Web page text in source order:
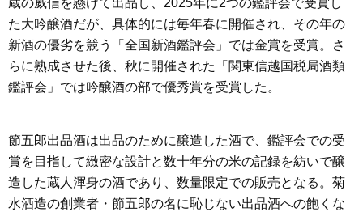
蔵の威信を懸けて出品し、2025年に2つの鑑評会で受賞し
た大吟醸酒だが、具体的には毎年春に開催され、その年の
新酒の優劣を競う「全国新酒鑑評会」では金賞を受賞。さ
らに熟成させた後、秋に開催された「関東信越国税局酒類
鑑評会」では吟醸酒の部で優秀賞を受賞した。
節五郎出品酒は出品のために醸造した酒で、鑑評会での受
賞を目指して緻密な設計と数十年分の米の記録を紡いで醸
造した蔵人渾身の酒であり、数量限定での販売となる。菊
水酒造の創業者・節五郎の名に恥じない出品酒への飽くな